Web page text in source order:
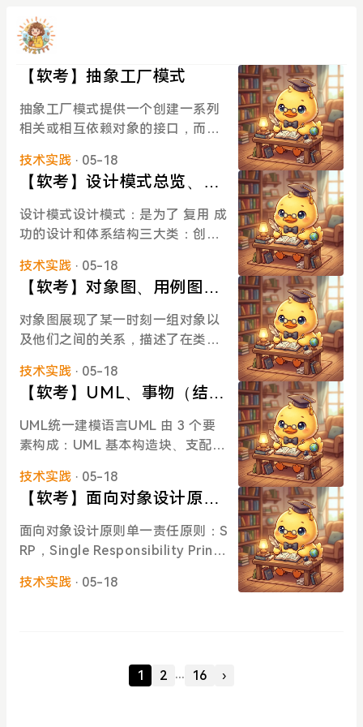
【软考】抽象工厂模式
抽象工厂模式提供一个创建一系列
相关或相互依赖对象的接口，而无
t：客户端，具体使用抽象工厂的类
与工厂方法模式的区别：产品不一
样，现在有两类产品 A B，抽象工
厂定义了一个创建产品A、创建产
品B，工厂方法模式的升级版。工厂
2 可以创建产品 A 也可以创建产品
B，创建出来的产品是 A2 和 B2工
产品 B，创建出来的产品是 A1 和 B
1多增加相关的产品接口，再去工厂
里面接口中增加一个方法//最上面
这段可以理解成从客户端（Clien
t）调用 public class AbstractFac
tory{ public static void main(Str
ing[] args){ Factroy factory1 = n
具体的产品 A ProductA productA
= factory1.createProductA(); pr
技术实践 · 05-18
【软考】设计模式总览、简
单工厂模式、工厂方法模式
设计模式设计模式：是为了 复用 成
功的设计和体系结构三大类：创建
创建型设计模式一个类创建模式，
使用 继承 改变被实例化的类一个对
象创建模式，将 实例化 委托给 另
一个对象简单工厂模式定义一个工
厂类，他可以根据参数的不同 返回
不同类的实例，被创建的实例通常
都具有共同的父类在简单工厂模式
方法 static因此 简单工厂模式 又被
称为：静态工厂方法 Static Factor
y Method需要什么产品就传入产品
对应的参数（需要产品 A，就传入
产品 A 的参数），就会把产品 A 返
回给你就可以获取所需要的产品对
象，不需要知道其实现过程角色：
产品的内部逻辑工厂类可以直接被
的公共方法，所有的具体产品都是
其子类对象具体产品：简单工厂模
技术实践 · 05-18
【软考】对象图、用例图、
包含关系、扩展关系、泛化
关系、交互图、序列图、通
件、构件图、部署图
对象图展现了某一时刻一组对象以
及他们之间的关系，描述了在类图
类名、属性对于一个对象来说 他们
的行为应该都是一样的，所以方法
可以省略掉一般在属性中会把属性
对应的值写出来张三王五作为学生
参加研讨会，李四作为助教参加研
讨会用例图展现了一组用例、参与
者以及他们之间的关系用例：椭圆
<<extend>> 和 包含关系 <<includ
e>>参与者和用例之间的关联关系
用例与用例，参与者与参与者之间
的泛化关系学生：一般，留学生：
，箭头右边是被包含的用例，左边
是基本用例（包含用例）用例 A 包
技术实践 · 05-18
【软考】UML、事物（结构
事物、行为事物、分组事
物、注释事物）、关系（依
合）、泛化、实现）、单向
关联、关联名、关联类、
UML 图（类图）
UML统一建模语言UML 由 3 个要
素构成：UML 基本构造块、支配这
运用与整个语言的一些公共机制UM
L 的词汇表包含 3 种构造块：事
物：对模型中最具有代表性的成分
的抽象关系：把事物结合在一起
图：聚集了相关的事物事物结构事
物、行为事物、分组事物、注释事
se Case）、主动类（Active Clas
技术实践 · 05-18
【软考】面向对象设计原
则、面向对象分析、面向对
象设计、面向对象测试、面
面向对象设计原则单一责任原则：S
RP，Single Responsibility Princi
起它变化的原因。即，当需要修改
e，OCP软件实体（类、模块、函
数等）应该是可以扩展的，即是 开
技术实践 · 05-18
1 2 ... 16 ›